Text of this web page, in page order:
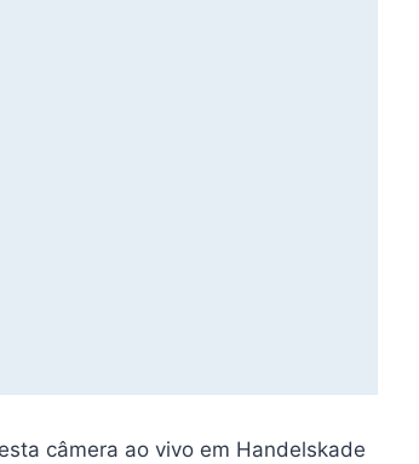
câmera ao vivo em Handelskade